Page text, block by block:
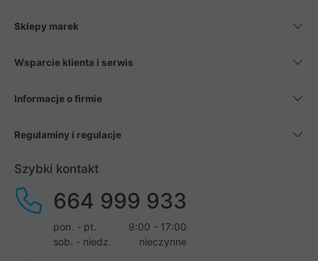
Sklepy marek
Wsparcie klienta i serwis
Informacje o firmie
Regulaminy i regulacje
Szybki kontakt
664 999 933
pon. - pt.
9:00 - 17:00
sob. - niedz.
nieczynne